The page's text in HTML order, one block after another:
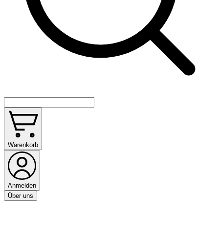
Warenkorb
Anmelden
Über uns